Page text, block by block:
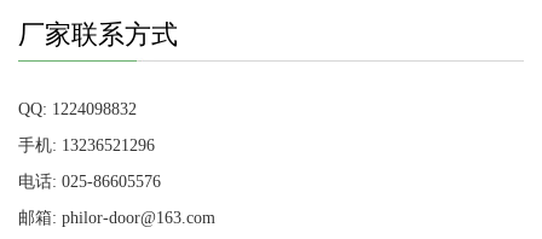
厂家联系方式
QQ: 1224098832
手机: 13236521296
电话: 025-86605576
邮箱: philor-door@163.com